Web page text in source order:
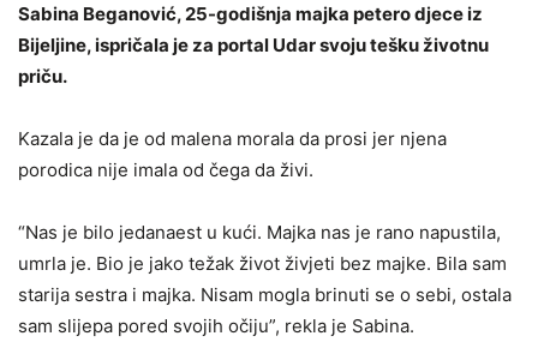
Sabina Beganović, 25-godišnja majka petero djece iz
Bijeljine, ispričala je za portal Udar svoju tešku životnu
priču.
Kazala je da je od malena morala da prosi jer njena
porodica nije imala od čega da živi.
“Nas je bilo jedanaest u kući. Majka nas je rano napustila,
umrla je. Bio je jako težak život živjeti bez majke. Bila sam
starija sestra i majka. Nisam mogla brinuti se o sebi, ostala
sam slijepa pored svojih očiju”, rekla je Sabina.